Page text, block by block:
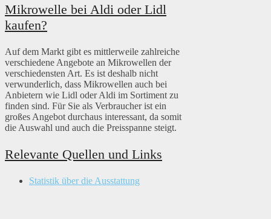
Mikrowelle bei Aldi oder Lidl
kaufen?
Auf dem Markt gibt es mittlerweile zahlreiche
verschiedene Angebote an Mikrowellen der
verschiedensten Art. Es ist deshalb nicht
verwunderlich, dass Mikrowellen auch bei
Anbietern wie Lidl oder Aldi im Sortiment zu
finden sind. Für Sie als Verbraucher ist ein
großes Angebot durchaus interessant, da somit
die Auswahl und auch die Preisspanne steigt.
Relevante Quellen und Links
Statistik über die Ausstattung